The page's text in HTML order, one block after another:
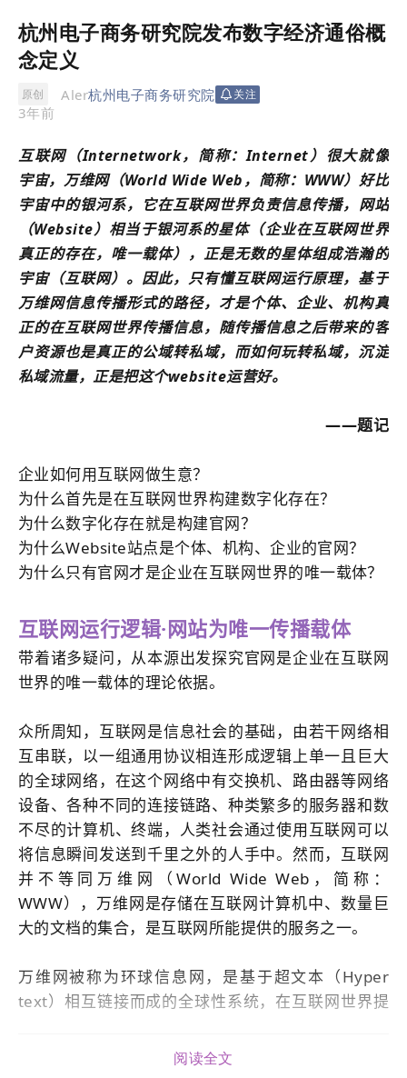
杭州电子商务研究院发布数字经济通俗概
念定义
原创 Aler杭州电子商务研究院 关注
3年前
互联网（Internetwork，简称：Internet）很大就像
宇宙，万维网（World Wide Web，简称：WWW）好比
宇宙中的银河系，它在互联网世界负责信息传播， 网站
（Website）相当于银河系的星体（企业在互联网世界
真正的存在，唯一载体），正是无数的星体组成浩瀚的
宇宙（互联网）。因此，只有懂互联网运行原理，基于
万维网信息传播形式的路径，才是个体、企业、机构真
正的在互联网世界传播信息，随传播信息之后带来的客
户资源也是真正的公域转私域，而如何玩转私域，沉淀
私域流量，正是把这个website运营好。
——题记
企业如何用互联网做生意？
为什么首先是在互联网世界构建数字化存在？
为什么数字化存在就是构建官网？
为什么Website站点是个体、机构、企业的官网？
为什么只有官网才是企业在互联网世界的唯一载体？
互联网运行逻辑·网站为唯一传播载体
带着诸多疑问，从本源出发探究官网是企业在互联网
世界的唯一载体的理论依据。
众所周知，互联网是信息社会的基础，由若干网络相
互串联，以一组通用协议相连形成逻辑上单一且巨大
的全球网络，在这个网络中有交换机、路由器等网络
设备、各种不同的连接链路、种类繁多的服务器和数
不尽的计算机、终端，人类社会通过使用互联网可以
将信息瞬间发送到千里之外的人手中。然而，互联网
并不等同万维网（World Wide Web，简称：
WWW），万维网是存储在互联网计算机中、数量巨
大的文档的集合，是互联网所能提供的服务之一。
万维网被称为环球信息网，是基于超文本（Hyper
text）相互链接而成的全球性系统，在互联网世界提
阅读全文